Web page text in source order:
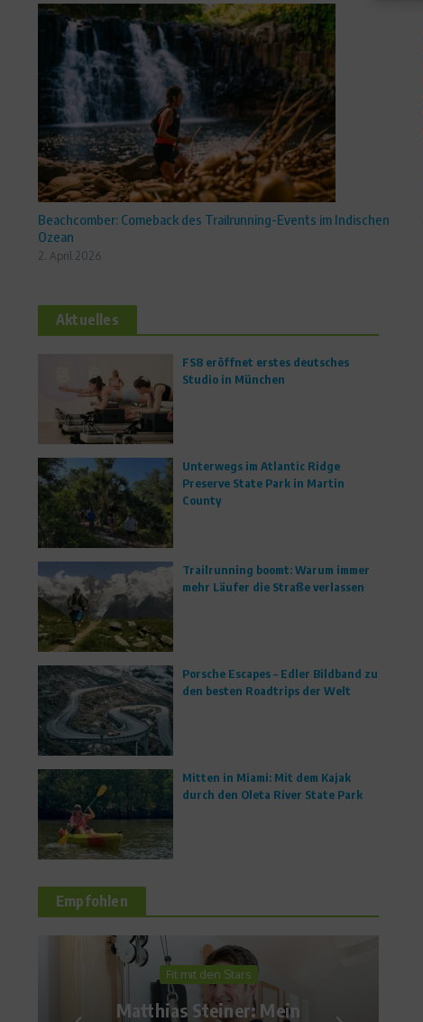
Beachcomber: Comeback des Trailrunning-Events im Indischen
Ozean
2. April 2026
Aktuelles
FS8 eröffnet erstes deutsches
Studio in München
Unterwegs im Atlantic Ridge
Preserve State Park in Martin
County
Trailrunning boomt: Warum immer
mehr Läufer die Straße verlassen
Porsche Escapes – Edler Bildband zu
den besten Roadtrips der Welt
Mitten in Miami: Mit dem Kajak
durch den Oleta River State Park
Empfohlen
News
Fair Play Preis für